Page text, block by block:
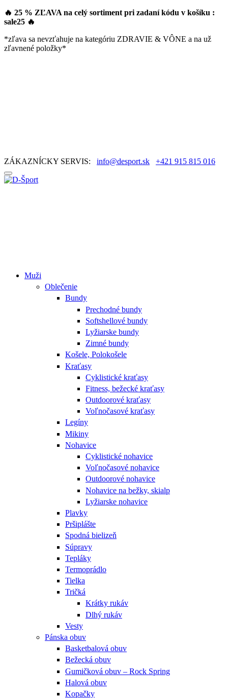
🔥 25 % ZĽAVA na celý sortiment pri zadaní kódu v košíku :
sale25 🔥
*zľava sa nevzťahuje na kategóriu ZDRAVIE & VÔNE a na už
zľavnené položky*
ZÁKAZNÍCKY SERVIS: info@desport.sk +421 915 815 016
Muži
Oblečenie
Bundy
Prechodné bundy
Softshellové bundy
Lyžiarske bundy
Zimné bundy
Košele, Polokošele
Kraťasy
Cyklistické kraťasy
Fitness, bežecké kraťasy
Outdoorové kraťasy
Voľnočasové kraťasy
Legíny
Mikiny
Nohavice
Cyklistické nohavice
Voľnočasové nohavice
Outdoorové nohavice
Nohavice na bežky, skialp
Lyžiarske nohavice
Plavky
Pršiplášte
Spodná bielizeň
Súpravy
Tepláky
Termoprádlo
Tielka
Tričká
Krátky rukáv
Dlhý rukáv
Vesty
Pánska obuv
Basketbalová obuv
Bežecká obuv
Gumičková obuv – Rock Spring
Halová obuv
Kopačky